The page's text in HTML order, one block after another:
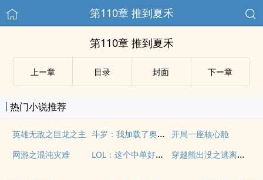
第110章 推到夏禾
第110章 推到夏禾
上ー章 目录 封面 下ー章
热门小说推荐
英雄无敌之巨龙之主 斗罗：我加载了奥德赛凯隐语音包
开局一座核心舱
网游之混沌灾难
LOL：这个中单好罕见 穿越熊出没之逃离病娇